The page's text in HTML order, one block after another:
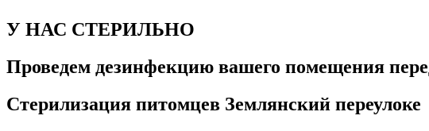
У НАС СТЕРИЛЬНО
Проведем дезинфекцию вашего помещения
Стерилизация питомцев Землянский переулоке